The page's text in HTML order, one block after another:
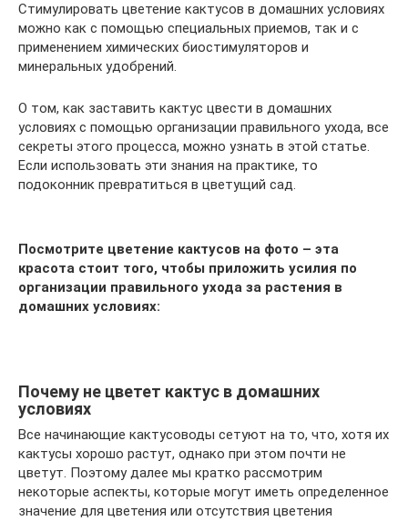
Стимулировать цветение кактусов в домашних условиях
можно как с помощью специальных приемов, так и с
применением химических биостимуляторов и
минеральных удобрений.
О том, как заставить кактус цвести в домашних
условиях с помощью организации правильного ухода, все
секреты этого процесса, можно узнать в этой статье.
Если использовать эти знания на практике, то
подоконник превратиться в цветущий сад.
Посмотрите цветение кактусов на фото – эта
красота стоит того, чтобы приложить усилия по
организации правильного ухода за растения в
домашних условиях:
Почему не цветет кактус в домашних
условиях
Все начинающие кактусоводы сетуют на то, что, хотя их
кактусы хорошо растут, однако при этом почти не
цветут. Поэтому далее мы кратко рассмотрим
некоторые аспекты, которые могут иметь определенное
значение для цветения или отсутствия цветения